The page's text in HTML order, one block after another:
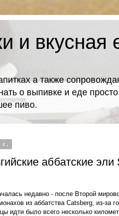
и вкусная
а также
о выпивке и еде
пиво.
аббатские
недавно - после Второй
из аббатства Catsberg, из-за
идти было всего несколько